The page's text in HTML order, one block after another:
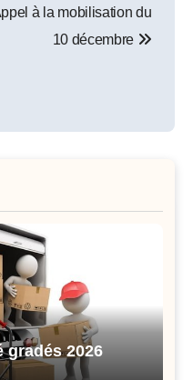
à la mobilisation du
10 décembre
gradés 2026